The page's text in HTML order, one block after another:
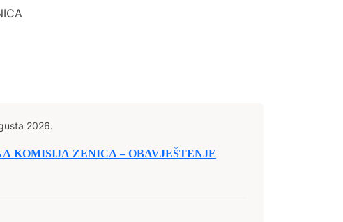
2026.
KOMISIJA ZENICA – OBAVJEŠTENJE